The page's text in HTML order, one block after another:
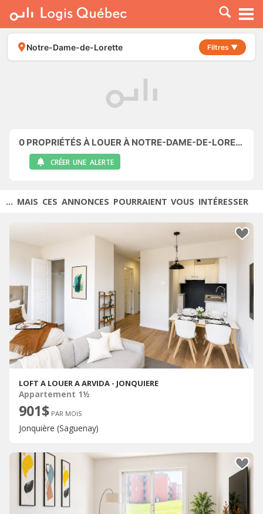
À LOUER
À VENDRE
PLACER UNE ANNONCE
Notre-Dame-de-Lorette Filtres ▼
0 PROPRIÉTÉS À LOUER À NOTRE-DAME-DE-LORETTE
CRÉER UNE ALERTE
... MAIS CES ANNONCES POURRAIENT VOUS INTÉRESSER
LOFT A LOUER A ARVIDA - JONQUIERE
Appartement 1½
901$ PAR MOIS
Jonquière (Saguenay)